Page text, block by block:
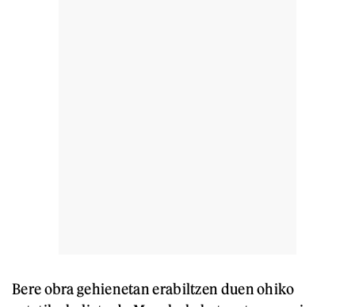
Bere obra gehienetan erabiltzen duen ohiko